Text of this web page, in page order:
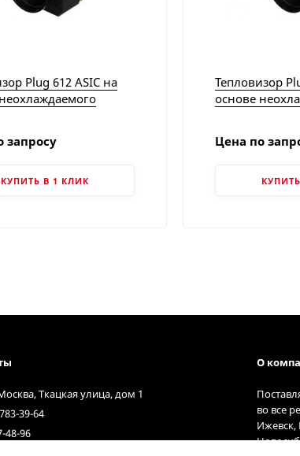
Plug 612 ASIC на
запросу
КУПИТЬ В 1 КЛИК
Тепловизор
основе
Цена по
Ткацкая улица, дом 1
39-64
48-96
О
во все
Ижевск,